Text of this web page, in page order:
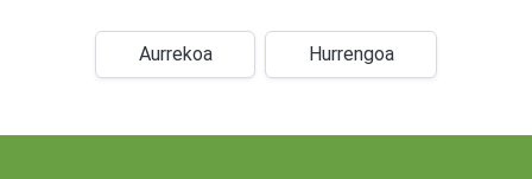
Aurrekoa Hurrengoa